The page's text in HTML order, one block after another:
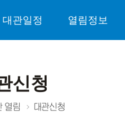
대관일정 열림정보
신청
열림 대관신청